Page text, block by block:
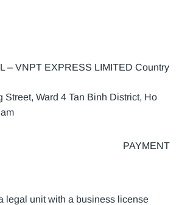
– VNPT EXPRESS LIMITED Country
Street, Ward 4 Tan Binh District, Ho
PAYMENT
legal unit with a business license